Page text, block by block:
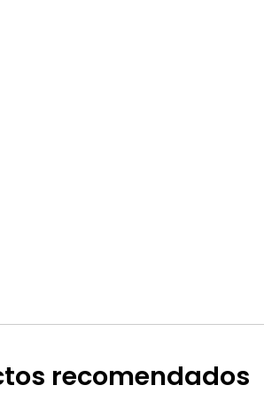
recomendados